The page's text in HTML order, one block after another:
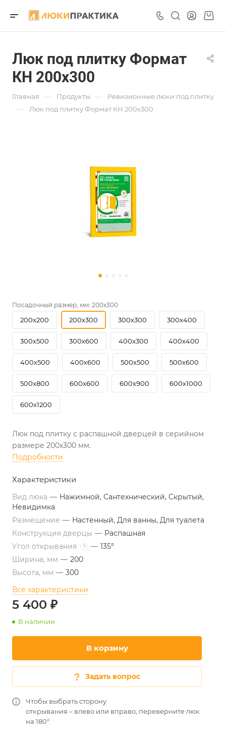
Люк под плитку Формат
КН 200х300
Главная — Продукты — Ревизионные люки под плитку
— Люк под плитку Формат КН 200х300
Посадочный размер, мм: 200х300
200х200 200х300 300х300 300х400
300х500 300х600 400х300 400х400
400х500 400х600 500х500 500х600
500х800 600х600 600х900 600х1000
600х1200
Люк под плитку с распашной дверцей в серийном
размере 200х300 мм.
Подробности
Характеристики
Вид люка — Нажимной, Сантехнический, Скрытый,
Невидимка
Размещение — Настенный, Для ванны, Для туалета
Конструкция дверцы — Распашная
Угол открывания
? — 135°
Ширина, мм — 200
Высота, мм — 300
Все характеристики
5 400 ₽
В наличии
В корзину
Задать вопрос
Чтобы выбрать сторону
открывания – влево или вправо, переверните люк
на 180°.